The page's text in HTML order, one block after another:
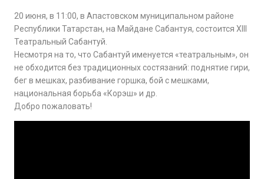
20 июня, в 11:00, в Апастовском муниципальном районе
Республики Татарстан, на Майдане Сабантуя, состоится XIII
Театральный Сабантуй.
Несмотря на то, что Сабантуй именуется «театральным», он
не обходится без традиционных состязаний: поднятие гири,
бег в мешках, разбивание горшка, бой с мешками,
национальная борьба «Корэш» и др.
Добро пожаловать!